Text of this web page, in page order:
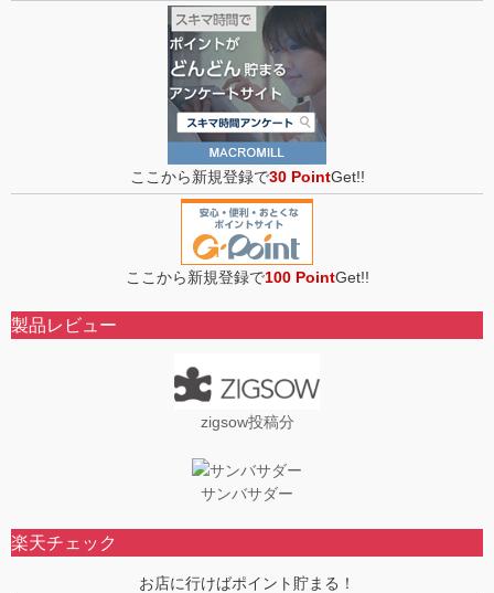
ここから新規登録で30 PointGet!!
ここから新規登録で100 PointGet!!
製品レビュー
zigsow投稿分
サンバサダー
楽天チェック
お店に行けばポイント貯まる！